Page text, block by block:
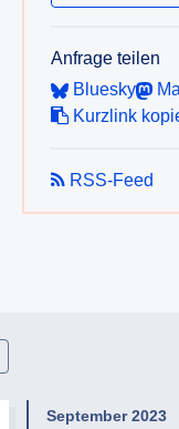
Anfrage teilen
Bluesky
Kurzlink
RSS-Feed
September 2023